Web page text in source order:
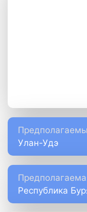
Улан-Удэ
Республика